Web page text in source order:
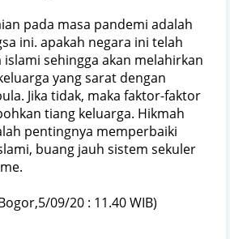
pada masa pandemi adalah
ini. apakah negara ini telah
sehingga akan melahirkan
yang sarat dengan
Jika tidak, maka faktor-faktor
tiang keluarga. Hikmah
pentingnya memperbaiki
buang jauh sistem sekuler
09/20 : 11.40 WIB)